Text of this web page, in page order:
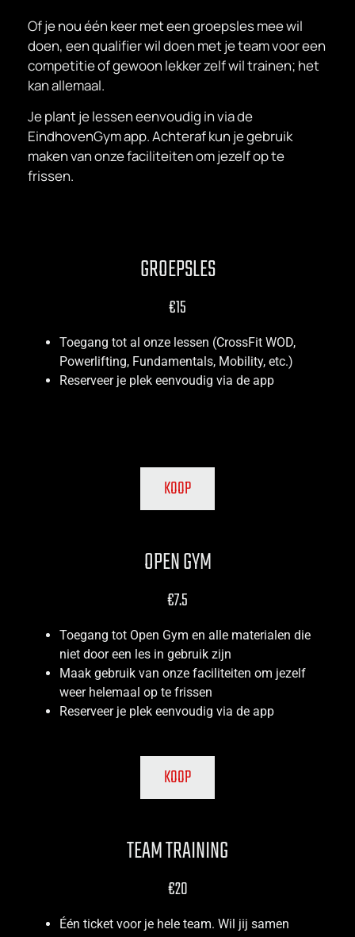
Of je nou één keer met een groepsles mee wil
doen, een qualifier wil doen met je team voor een
competitie of gewoon lekker zelf wil trainen; het
kan allemaal.
Je plant je lessen eenvoudig in via de
EindhovenGym app. Achteraf kun je gebruik
maken van onze faciliteiten om jezelf op te
frissen.
GROEPSLES
€15
Toegang tot al onze lessen (CrossFit WOD,
Powerlifting, Fundamentals, Mobility, etc.)
Reserveer je plek eenvoudig via de app
KOOP
OPEN GYM
€7.5
Toegang tot Open Gym en alle materialen die
niet door een les in gebruik zijn
Maak gebruik van onze faciliteiten om jezelf
weer helemaal op te frissen
Reserveer je plek eenvoudig via de app
KOOP
TEAM TRAINING
€20
Één ticket voor je hele team. Wil jij samen